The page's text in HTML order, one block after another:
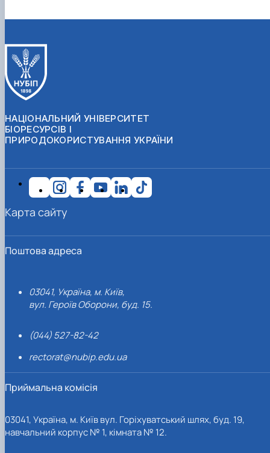
НАЦІОНАЛЬНИЙ УНІВЕРСИТЕТ
БІОРЕСУРСІВ І
ПРИРОДОКОРИСТУВАННЯ УКРАЇНИ
Поштова адреса
03041, Україна, м. Київ,
вул. Героїв Оборони, буд. 15.
(044) 527-82-42
rectorat@nubip.edu.ua
Приймальна комісія
03041, Україна, м. Київ вул. Горіхуватський шлях, буд. 19,
навчальний корпус № 1, кімната № 12.
Карта сайту